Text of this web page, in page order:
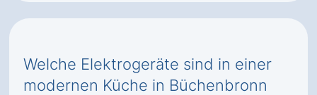
Welche Elektrogeräte sind in einer
modernen Küche in Büchenbronn